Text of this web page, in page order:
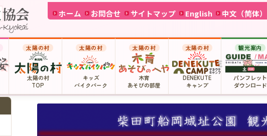
ホーム お問合せ サイトマップ English 中文（简体）
太陽の村
太陽の村
TOP
太陽の村
キッズ
バイクパーク
太陽の村
木育
あそびの部屋
太陽の村
DENEKUTE
キャンプ
観光案内
パンフレット
ダウンロード